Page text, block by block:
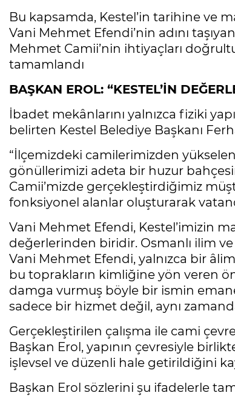
Bu kapsamda, Kestel’in tarihine ve
Vani Mehmet Efendi’nin adını
Mehmet Camii’nin ihtiyaçları
tamamlandı
BAŞKAN EROL: “KESTEL’İN
İbadet mekânlarını yalnızca fiziki
belirten Kestel Belediye Başkanı
“İlçemizdeki camilerimizden yükselen
gönüllerimizi adeta bir huzur
Camii’mizde gerçekleştirdiğimiz
fonksiyonel alanlar oluşturarak
Vani Mehmet Efendi, Kestel’imizin
değerlerinden biridir. Osmanlı ilim
Vani Mehmet Efendi, yalnızca bir
bu toprakların kimliğine yön veren
damga vurmuş böyle bir ismin
sadece bir hizmet değil, aynı
Gerçekleştirilen çalışma ile cami
Başkan Erol, yapının çevresiyle
işlevsel ve düzenli hale getirildiğini
Başkan Erol sözlerini şu ifadelerle